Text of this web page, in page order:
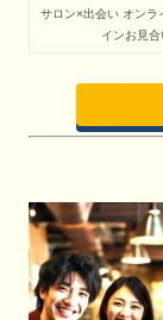
サロン×出会い オンラ
インお見合